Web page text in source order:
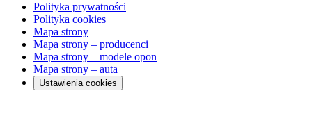
Polityka prywatności
Polityka cookies
Mapa strony
Mapa strony – producenci
Mapa strony – modele opon
Mapa strony – auta
Ustawienia cookies